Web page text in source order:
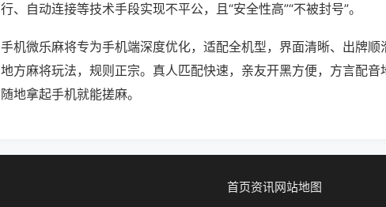
行、自动连接等技术手段实现不平公，且“安全性高”“不被封号”。
手机微乐麻将专为手机端深度优化，适配全机型，界面清晰、出牌
地方麻将玩法，规则正宗。真人匹配快速，亲友开黑方便，方言配
随地拿起手机就能搓麻。
首页资讯网站地图